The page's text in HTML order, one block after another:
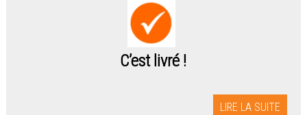
C’est livré !
LIRE LA SUITE